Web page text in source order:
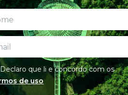
Declaro que li e concordo com os
de uso